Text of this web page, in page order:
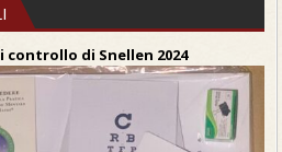
di Snellen 2024